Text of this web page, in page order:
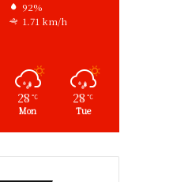
92%
1.71 km/h
28 ℃
Mon
28 ℃
Tue